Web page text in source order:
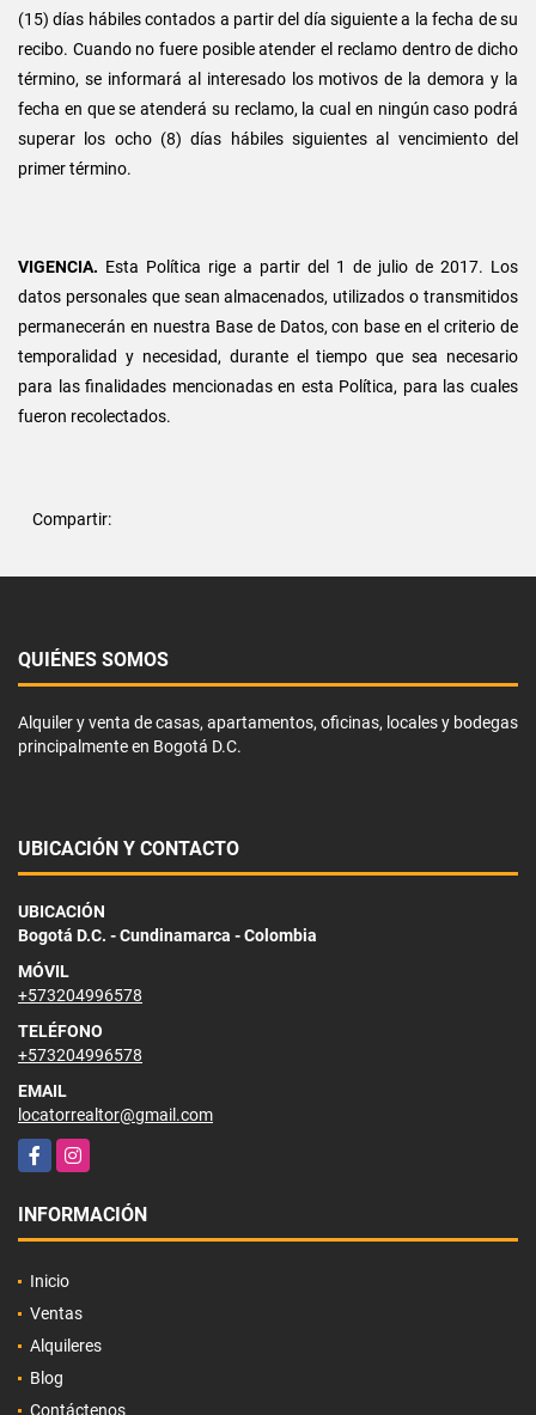
(15) días hábiles contados a partir del día siguiente a la fecha de su
recibo. Cuando no fuere posible atender el reclamo dentro de dicho
término, se informará al interesado los motivos de la demora y la
fecha en que se atenderá su reclamo, la cual en ningún caso podrá
superar los ocho (8) días hábiles siguientes al vencimiento del
primer término.
VIGENCIA. Esta Política rige a partir del 1 de julio de 2017. Los
datos personales que sean almacenados, utilizados o transmitidos
permanecerán en nuestra Base de Datos, con base en el criterio de
temporalidad y necesidad, durante el tiempo que sea necesario
para las finalidades mencionadas en esta Política, para las cuales
fueron recolectados.
Compartir:
QUIÉNES SOMOS
Alquiler y venta de casas, apartamentos, oficinas, locales y bodegas
principalmente en Bogotá D.C.
UBICACIÓN Y CONTACTO
UBICACIÓN
Bogotá D.C. - Cundinamarca - Colombia
MÓVIL
+573204996578
TELÉFONO
+573204996578
EMAIL
locatorrealtor@gmail.com
FacebookInstagram
INFORMACIÓN
Inicio
Ventas
Alquileres
Blog
Contáctenos